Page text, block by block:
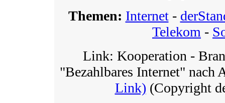
Themen: Internet-
Telekom -
Link: Kooperation -
"Bezahlbares Internet" nach
Link) (Copyright